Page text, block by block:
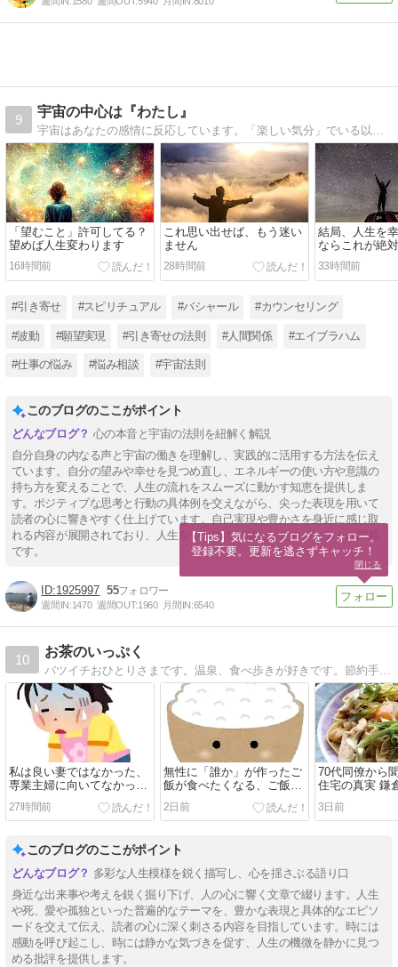
9
宇宙の中心は『わたし』
「望むこと」許可してる？
望めば人生変わります
16時間前
これ思い出せば、もう迷い
ません
28時間前
結局、人生を
ならこれが絶
33時間前
#引き寄せ #スピリチュアル #バシャール #カウンセリング
#波動 #願望実現 #引き寄せの法則 #人間関係 #エイブラハム
#仕事の悩み #悩み相談 #宇宙法則
このブログのここがポイント
心の本音と宇宙の法則を紐解く解説
自分自身の内なる声と宇宙の働きを理解し、実践的に活用する方法を伝え
ています。自分の望みや幸せを見つめ直し、エネルギーの使い方や意識の
持ち方を変えることで、人生の流れをスムーズに動かす知恵を提供しま
す。ポジティブな思考と行動の具体例を交えながら、尖った表現を用いて
読者の心に響きやすく仕上げています。自己実現や豊かさを身近に感じ取
れる内容が展開されており、人生をシンプルに楽しむためのヒントが満載
です。
1925997 55
週間IN:1470 週間OUT:1960 月間IN:6540
10
お茶のいっぷく
バツイチおひとりさまです。温泉、食べ歩きが好きです。節約手抜き料理などいろいろブログです
私は良い妻ではなかった、
専業主婦に向いてなかった
理由
27時間前
無性に「誰か」が作ったご
飯が食べたくなる、ご飯の
お供
2日前
70代同僚から
住宅の真実 鎌
ンチ
3日前
このブログのここがポイント
多彩な人生模様を鋭く描写し、心を揺さぶる語り口
身近な出来事や考えを鋭く掘り下げ、人の心に響く文章で綴ります。人生
や死、愛や孤独といった普遍的なテーマを、豊かな表現と具体的なエピソ
ードを交えて伝え、読者の心に深く刺さる内容を目指しています。時には
感動を呼び起こし、時には静かな気づきを促す、人生の機微を静かに見つ
める批評を提供します。
【Tips】気になるブログをフォロー。
登録不要。更新を逃さずキャッチ！
閉じる